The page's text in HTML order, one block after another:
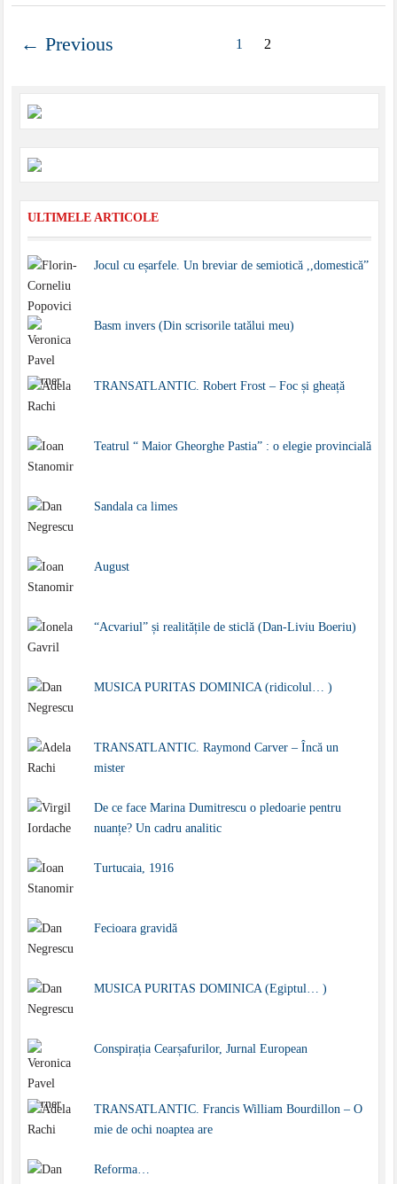
← Previous 1 2
ULTIMELE ARTICOLE
Jocul cu eșarfele. Un breviar de semiotică ,,domestică”
Basm invers (Din scrisorile tatălui meu)
TRANSATLANTIC. Robert Frost – Foc și gheață
Teatrul “ Maior Gheorghe Pastia” : o elegie provincială
Sandala ca limes
August
“Acvariul” și realitățile de sticlă (Dan-Liviu Boeriu)
MUSICA PURITAS DOMINICA (ridicolul… )
TRANSATLANTIC. Raymond Carver – Încă un
mister
De ce face Marina Dumitrescu o pledoarie pentru
nuanțe? Un cadru analitic
Turtucaia, 1916
Fecioara gravidă
MUSICA PURITAS DOMINICA (Egiptul… )
Conspirația Cearșafurilor, Jurnal European
TRANSATLANTIC. Francis William Bourdillon – O
mie de ochi noaptea are
Reforma…